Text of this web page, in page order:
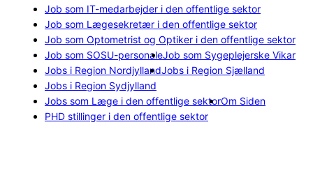
Job som IT-medarbejder i den offentlige sektor
Job som Lægesekretær i den offentlige sektor
Job som Optometrist og Optiker i den offentlige sektor
Job som SOSU-personaleJob som Sygeplejerske Vikar
Jobs i Region NordjyllandJobs i Region Sjælland
Jobs i Region Sydjylland
Jobs som Læge i den offentlige sektorOm Siden
PHD stillinger i den offentlige sektor